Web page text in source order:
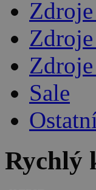
Sale
Rychlý